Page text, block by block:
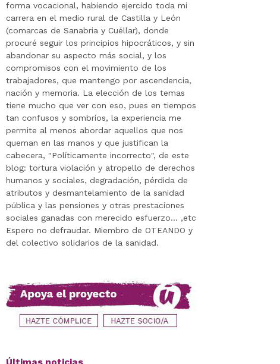
forma vocacional, habiendo ejercido toda mi
carrera en el medio rural de Castilla y León
(comarcas de Sanabria y Cuéllar), donde
procuré seguir los principios hipocráticos, y sin
abandonar su aspecto más social, y los
compromisos con el movimiento de los
trabajadores, que mantengo por ascendencia,
nación y memoria. La elección de los temas
tiene mucho que ver con eso, pues en tiempos
tan confusos y sombríos, la experiencia me
permite al menos abordar aquellos que nos
queman en las manos y que justifican la
cabecera, "Políticamente incorrecto", de este
blog: tortura violación y atropello de derechos
humanos y sociales, degradación, pérdida de
atributos y desmantelamiento de la sanidad
pública y las pensiones y otras prestaciones
sociales ganadas con merecido esfuerzo... ,etc
Espero no defraudar. Miembro de OTEANDO y
del colectivo solidarios de la sanidad.